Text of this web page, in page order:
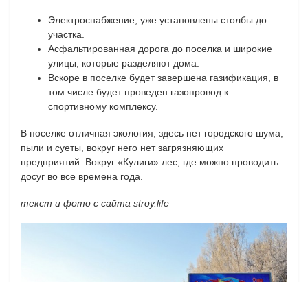
Электроснабжение, уже установлены столбы до
участка.
Асфальтированная дорога до поселка и широкие
улицы, которые разделяют дома.
Вскоре в поселке будет завершена газификация, в
том числе будет проведен газопровод к
спортивному комплексу.
В поселке отличная экология, здесь нет городского шума,
пыли и суеты, вокруг него нет загрязняющих
предприятий. Вокруг «Кулиги» лес, где можно проводить
досуг во все времена года.
текст и фото с сайта stroy.life